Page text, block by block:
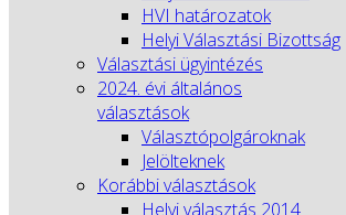
HVI határozatok
Helyi Választási Bizottság
Választási ügyintézés
2024. évi általános
választások
Választópolgároknak
Jelölteknek
Korábbi választások
Helyi választás 2014